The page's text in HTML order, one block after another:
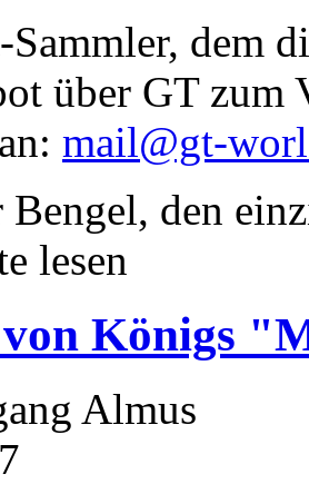
dem
über GT zum
mail@gt-
den
lesen
Königs
Almus